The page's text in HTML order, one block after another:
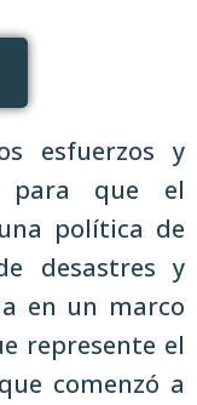
esfuerzos y
para que el
política de
desastres y
en un marco
represente el
comenzó a